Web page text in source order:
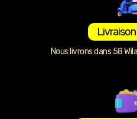
Nous livrons dans 58